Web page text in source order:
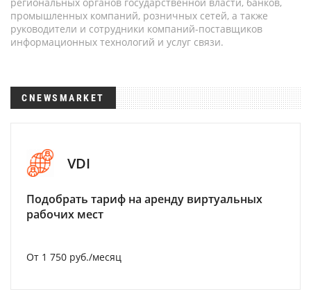
промышленных компаний, розничных сетей, а также
руководители и сотрудники компаний-поставщиков
информационных технологий и услуг связи.
CNEWSMARKET
VDI
Подобрать тариф на аренду виртуальных
рабочих мест
От 1 750 руб./месяц